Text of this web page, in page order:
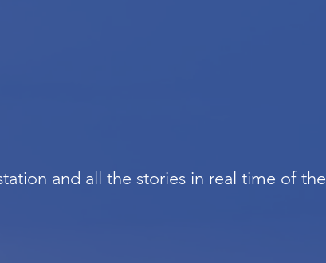
and all the stories in real time of the